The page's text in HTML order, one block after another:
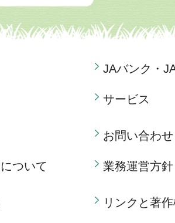
JAバンク・
サービス
ついて
お問い合わせ
業務運営方針
リンクと著